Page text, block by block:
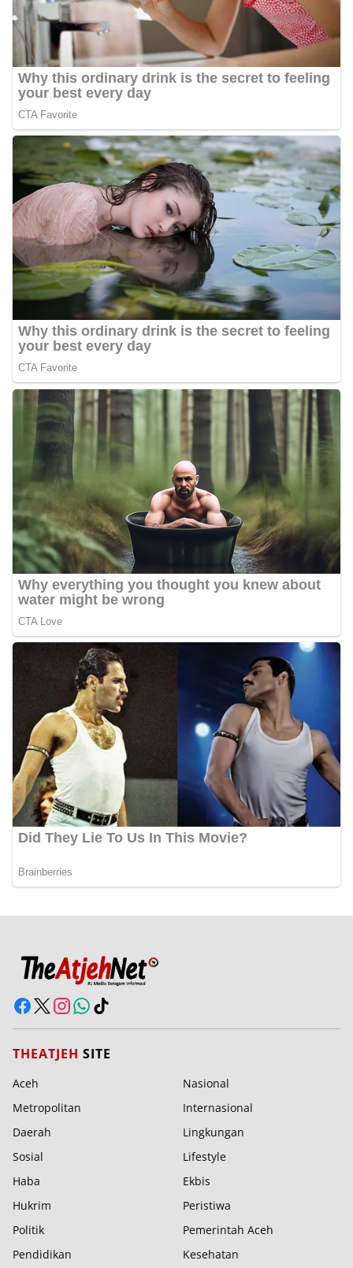
THEATJEH SITE
Aceh
Nasional
Metropolitan
Internasional
Daerah
Lingkungan
Sosial
Lifestyle
Haba
Ekbis
Hukrim
Peristiwa
Politik
Pemerintah Aceh
Pendidikan
Kesehatan